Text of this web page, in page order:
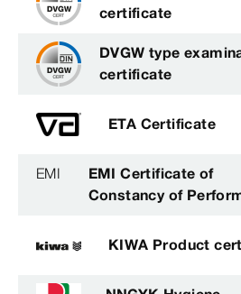
certificate
DVGW type
certificate
ETA Certificate
EMI
EMI Certificate of
Constancy of
KIWA Product